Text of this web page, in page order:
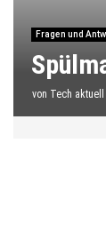
Fragen und
von Tech aktuell